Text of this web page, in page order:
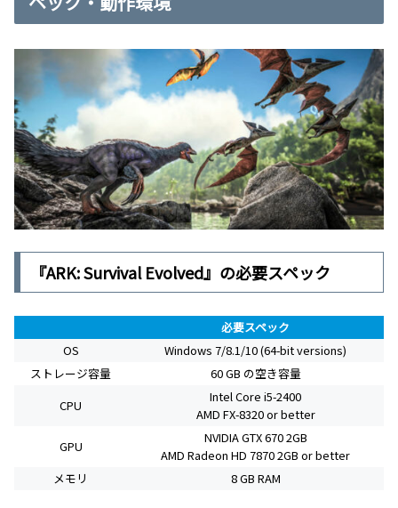
『ARK: Survival Evolved』の必要スペック
必要スペック
OS
Windows 7/8.1/10 (64-bit versions)
ストレージ容量
60 GB の空き容量
CPU
Intel Core i5-2400
AMD FX-8320 or better
GPU
NVIDIA GTX 670 2GB
AMD Radeon HD 7870 2GB or better
メモリ
8 GB RAM